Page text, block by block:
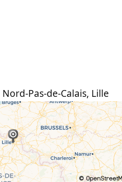
Nord-Pas-de-Calais, Lille